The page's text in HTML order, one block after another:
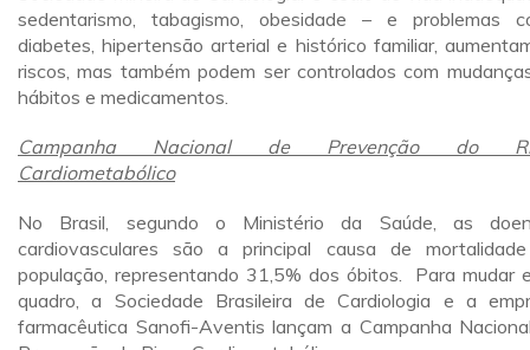
sedentarismo, tabagismo, obesidade – e problemas
diabetes, hipertensão arterial e histórico familiar,
riscos, mas também podem ser controlados com
hábitos e medicamentos.
Campanha Nacional de Prevenção do
Cardiometabólico
No Brasil, segundo o Ministério da Saúde, as
cardiovasculares são a principal causa de
população, representando 31,5% dos óbitos. Para mudar
quadro, a Sociedade Brasileira de Cardiologia e a
farmacêutica Sanofi-Aventis lançam a Campanha